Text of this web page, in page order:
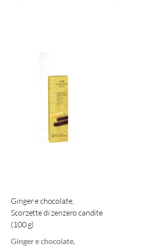
Ginger e chocolate,
Scorzette di zenzero candite
(100 g)
Ginger e chocolate,